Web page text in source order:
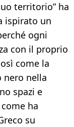
territorio” ha
ispirato un
ogni
con il proprio
come la
nero nella
spazi e
ha
su